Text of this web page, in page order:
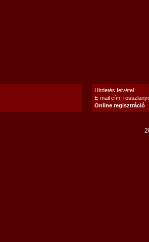
Hirdetés felvétel
E-mail cím:
Online regisztráció